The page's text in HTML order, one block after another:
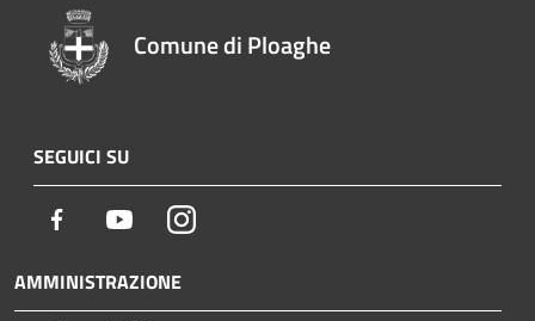
Comune di Ploaghe
SEGUICI SU
Facebook YoutubeInstagram
AMMINISTRAZIONE